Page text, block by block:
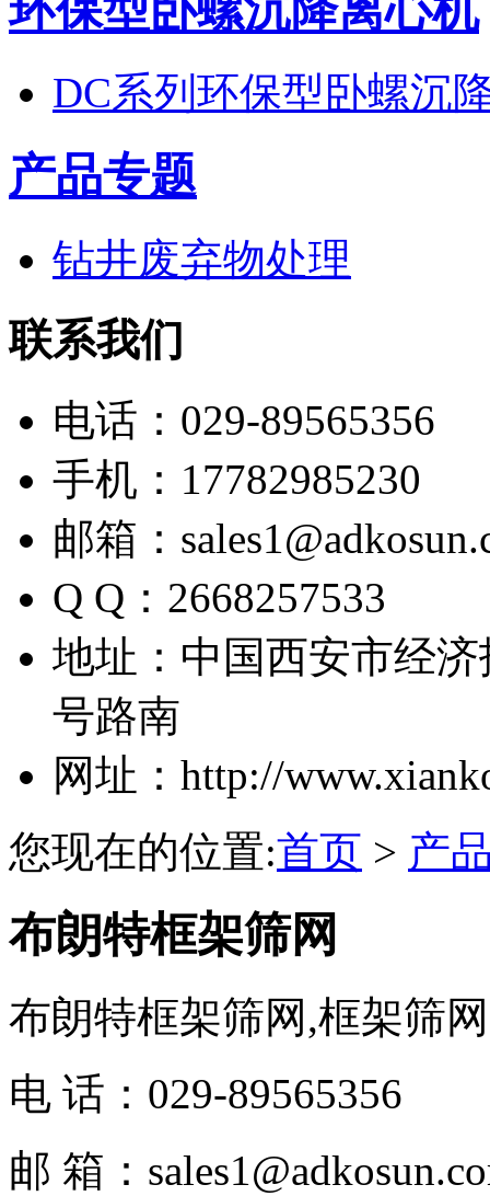
DC系列环保型卧螺沉
产品专题
钻井废弃物处理
联系我们
电话：029-89565356
手机：17782985230
邮箱：
Q Q：2668257533
地址：中国西安市经
号路南
网址：http://
您现在的位置:首页 > 产
布朗特框架筛网
布朗特框架筛网,框架筛
电 话：029-89565356
邮 箱：